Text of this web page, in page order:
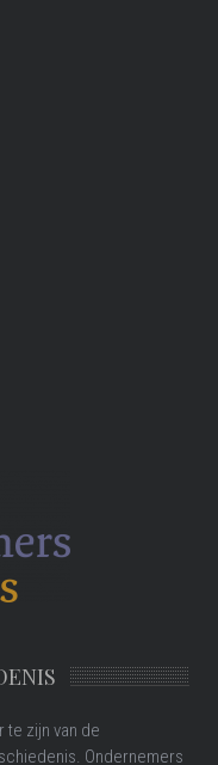
te zijn van de
Ondernemers